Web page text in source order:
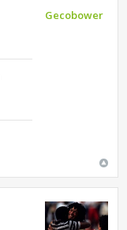
Gecobower